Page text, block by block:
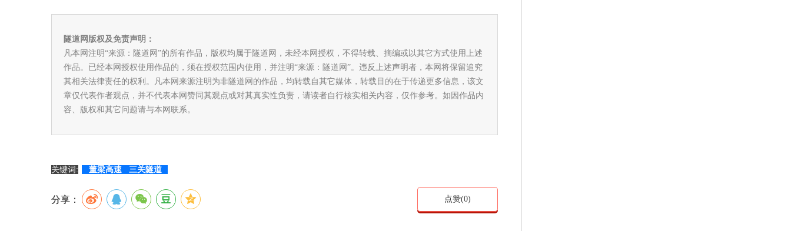
隧道网版权及免责声明：
凡本网注明“来源：隧道网”的所有作品，版权均属于隧道网，未经本网授权，不得转载、摘编或以其它方式使用上述
作品。已经本网授权使用作品的，须在授权范围内使用，并注明“来源：隧道网”。违反上述声明者，本网将保留追究
其相关法律责任的权利。凡本网来源注明为非隧道网的作品，均转载自其它媒体，转载目的在于传递更多信息，该文
章仅代表作者观点，并不代表本网赞同其观点或对其真实性负责，请读者自行核实相关内容，仅作参考。如因作品内
容、版权和其它问题请与本网联系。
关键词: 董梁高速 三关隧道
点赞(0)
分享：